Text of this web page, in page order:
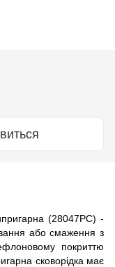
(28047РC) -
або смаження з
покриттю
сковорідка має